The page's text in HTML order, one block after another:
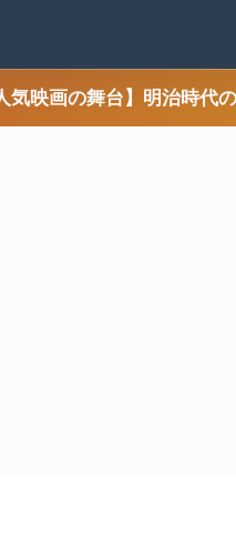
気映画の舞台】明治時代